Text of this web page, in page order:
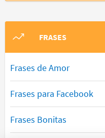
FRASES
Frases de Amor
Frases para Facebook
Frases Bonitas